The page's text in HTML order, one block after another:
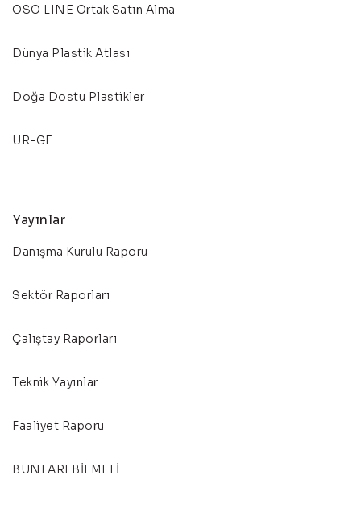
OSO LINE Ortak Satın Alma
Dünya Plastik Atlası
Doğa Dostu Plastikler
UR-GE
Yayınlar
Danışma Kurulu Raporu
Sektör Raporları
Çalıştay Raporları
Teknik Yayınlar
Faaliyet Raporu
BUNLARI BİLMELİ